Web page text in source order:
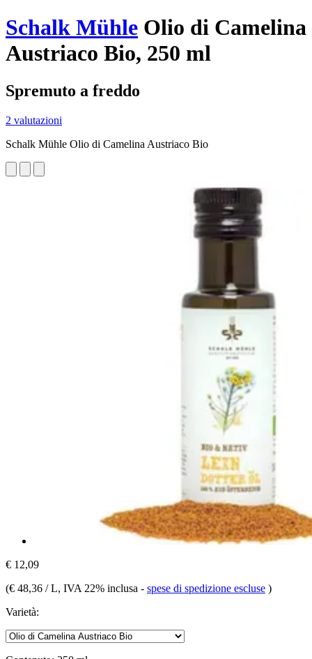
Schalk Mühle Olio di Camelina
Austriaco Bio, 250 ml
Spremuto a freddo
2 valutazioni
Schalk Mühle Olio di Camelina Austriaco Bio
€ 12,09
(€ 48,36 / L, IVA 22% inclusa - spese di spedizione escluse )
Varietà: